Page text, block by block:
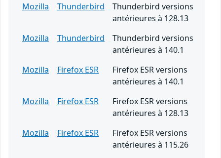
Mozilla
Thunderbird
Thunderbird versions
antérieures à 128.13
Mozilla
Thunderbird
Thunderbird versions
antérieures à 140.1
Mozilla
Firefox ESR
Firefox ESR versions
antérieures à 140.1
Mozilla
Firefox ESR
Firefox ESR versions
antérieures à 128.13
Mozilla
Firefox ESR
Firefox ESR versions
antérieures à 115.26